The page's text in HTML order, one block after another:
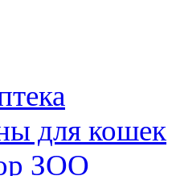
для кошек
ЗОО